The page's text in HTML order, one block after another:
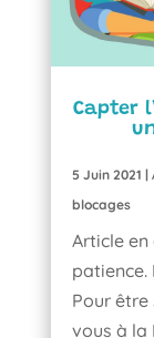
Capter
5 Juin 2021 |
blocages
Article
patience.
Pour être
vous à la